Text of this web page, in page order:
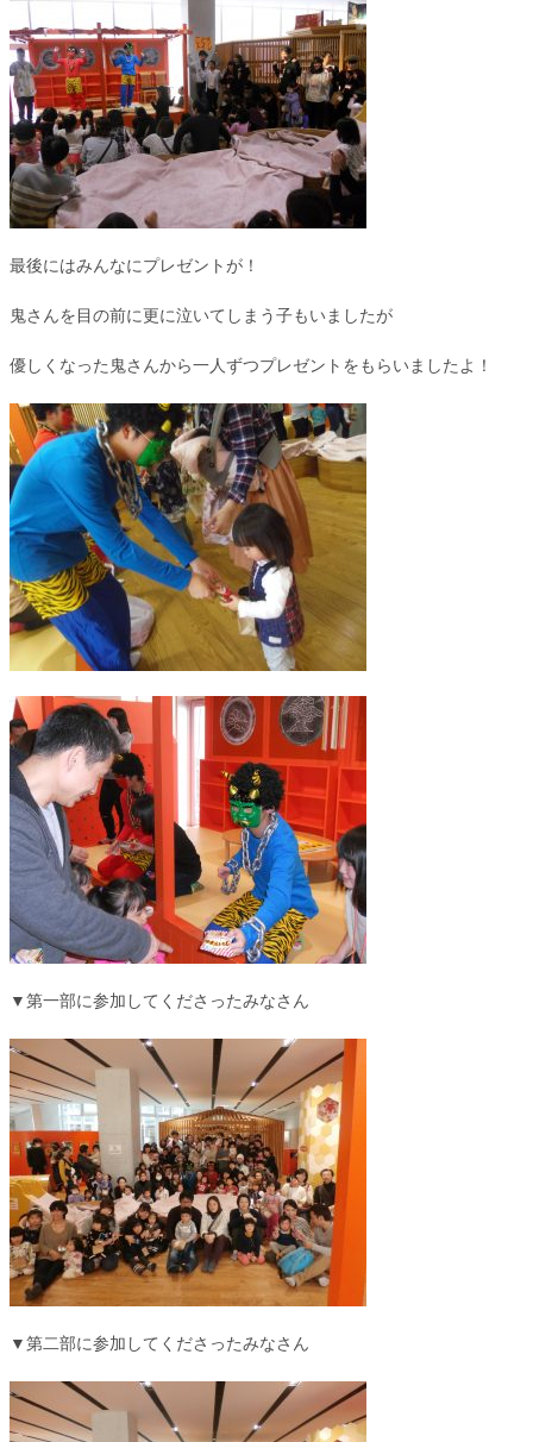
最後にはみんなにプレゼントが！
鬼さんを目の前に更に泣いてしまう子もいましたが
優しくなった鬼さんから一人ずつプレゼントをもらいましたよ！
▼第一部に参加してくださったみなさん
▼第二部に参加してくださったみなさん